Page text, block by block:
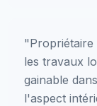
"Propriétaire
les travaux
gainable
l'aspect